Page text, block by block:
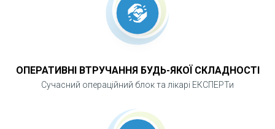
ОПЕРАТИВНІ ВТРУЧАННЯ БУДЬ-ЯКОЇ СКЛАДНОСТІ
Сучасний операційний блок та лікарі ЕКСПЕРТи